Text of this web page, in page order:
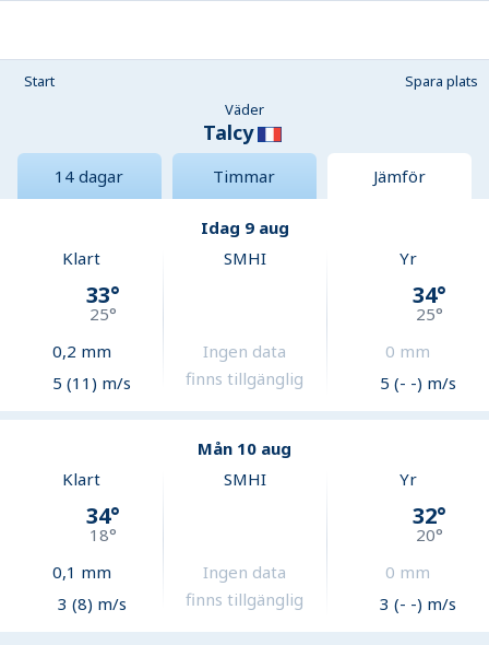
Start
Spara plats
Väder
Talcy
14 dagar Timmar Jämför
Idag 9 aug
Klart
33°
25°
0,2 mm
5 (11) m/s
SMHI
Ingen data
finns tillgänglig
Yr
34°
25°
0 mm
5 (- -) m/s
Mån 10 aug
Klart
34°
18°
0,1 mm
3 (8) m/s
SMHI
Ingen data
finns tillgänglig
Yr
32°
20°
0 mm
3 (- -) m/s